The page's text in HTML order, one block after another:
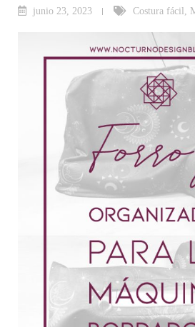
junio 23, 2023 Costura fácil ,